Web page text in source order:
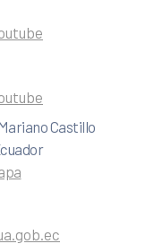
Castillo